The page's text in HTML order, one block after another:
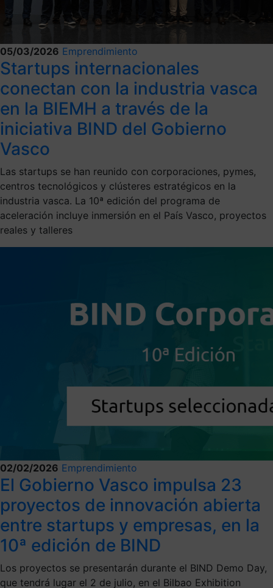
05/03/2026 Emprendimiento
Startups internacionales
conectan con la industria vasca
en la BIEMH a través de la
iniciativa BIND del Gobierno
Vasco
Las startups se han reunido con corporaciones, pymes,
centros tecnológicos y clústeres estratégicos en la
industria vasca. La 10ª edición del programa de
aceleración incluye inmersión en el País Vasco, proyectos
reales y talleres
02/02/2026 Emprendimiento
El Gobierno Vasco impulsa 23
proyectos de innovación abierta
entre startups y empresas, en la
10ª edición de BIND
Los proyectos se presentarán durante el BIND Demo Day,
que tendrá lugar el 2 de julio, en el Bilbao Exhibition